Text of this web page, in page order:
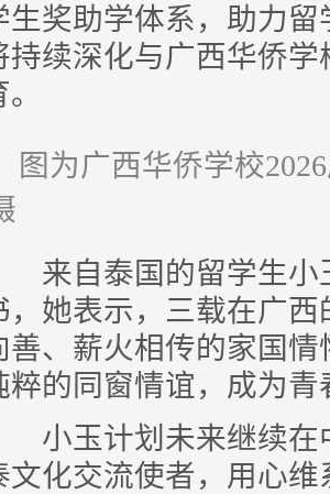
生奖助学体系，助力
持续深化与广西华侨
图为广西华侨学校
自泰国的留学生小
，她表示，三载在广
善、薪火相传的家国
粹的同窗情谊，成为
玉计划未来继续在
文化交流使者，用心